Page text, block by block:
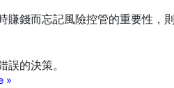
賺錢而忘記風險控管的重要性，
誤的決策。
»